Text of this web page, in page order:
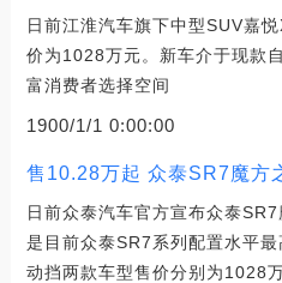
日前江淮汽车旗下中型SUV嘉
价为1028万元。新车介于现款
富消费者选择空间
1900/1/1 0:00:00
售10.28万起 众泰SR7魔方
日前众泰汽车官方宣布众泰
是目前众泰SR7系列配置水平
动挡两款车型售价分别为1028